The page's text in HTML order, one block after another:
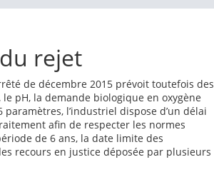
rejet
de décembre 2015 prévoit toutefois des
pH, la demande biologique en oxygène
l’industriel dispose d’un délai
afin de respecter les normes
de 6 ans, la date limite des
recours en justice déposée par plusieurs